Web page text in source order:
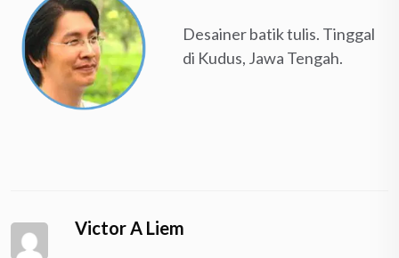
Desainer batik tulis. Tinggal
di Kudus, Jawa Tengah.
Victor A Liem